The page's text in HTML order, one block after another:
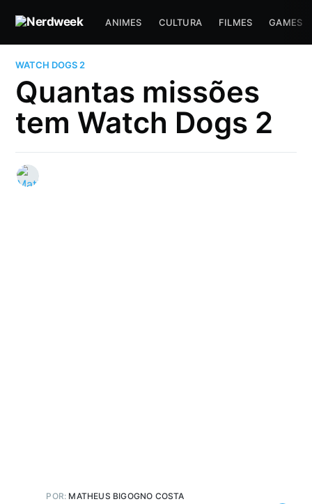
ANIMES CULTURA FILMES GAMES
WATCH DOGS 2
Quantas missões
tem Watch Dogs 2
POR: MATHEUS BIGOGNO COSTA